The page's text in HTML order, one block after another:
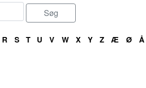
R S T U V W X Y Z Æ Ø Å